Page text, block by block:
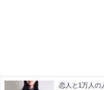
恋人と1万人の